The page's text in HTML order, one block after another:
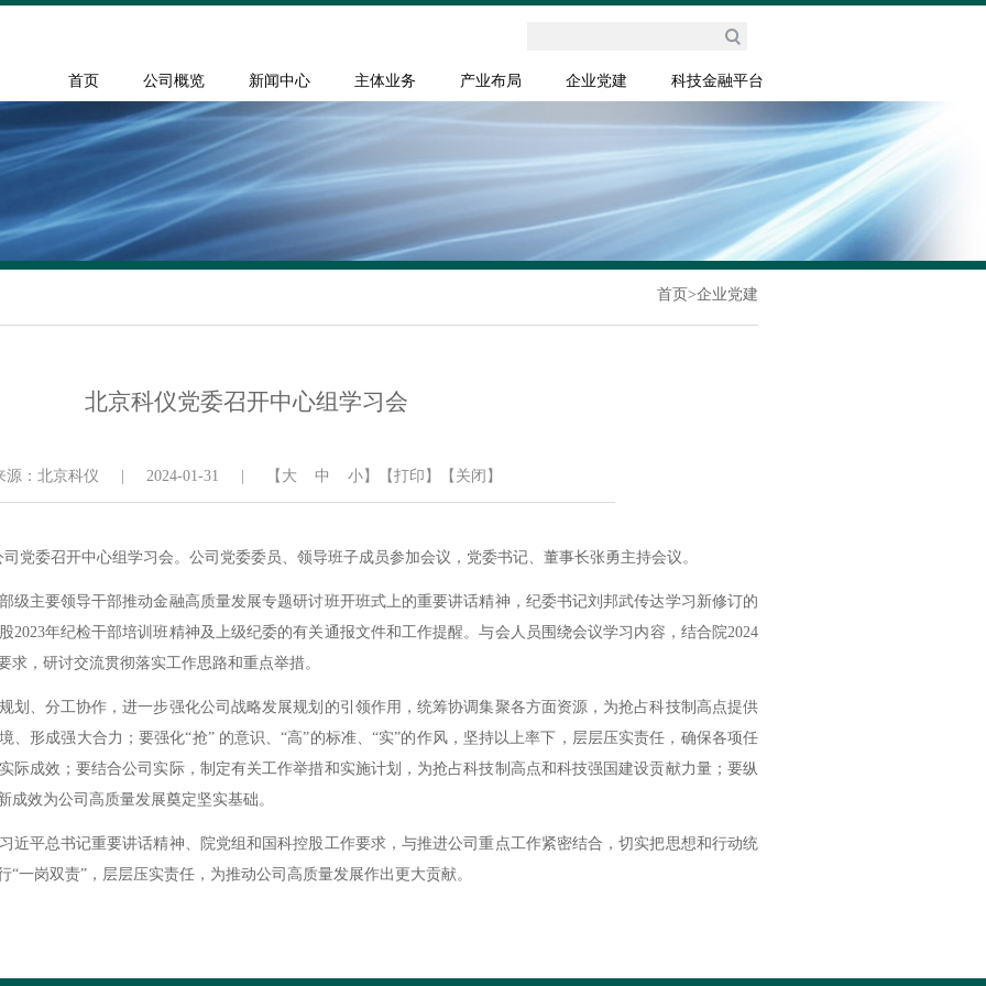
首页 公司概览 新闻中心 主体业务 产业布局 企业党建 科技金融平台
首页 >企业党建
北京科仪党委召开中心组学习会
源：北京科仪 2024-01-31 【 大 中 小 】 【打印】 【关闭】
委召开中心组学习会。公司党委委员、领导班子成员参加会议，党委书记、董事长张勇主持会议。
要领导干部推动金融高质量发展专题研讨班开班式上的重要讲话精神，纪委书记刘邦武传达学习新修订的
2023年纪检干部培训班精神及上级纪委的有关通报文件和工作提醒。与会人员围绕会议学习内容，结合院2024
，研讨交流贯彻落实工作思路和重点举措。
分工协作，进一步强化公司战略发展规划的引领作用，统筹协调集聚各方面资源，为抢占科技制高点提供
、形成强大合力；要强化“抢” 的意识、“高”的标准、“实”的作风，坚持以上率下，层层压实责任，确保各项任
际成效；要结合公司实际，制定有关工作举措和实施计划，为抢占科技制高点和科技强国建设贡献力量；要纵
效为公司高质量发展奠定坚实基础。
总书记重要讲话精神、院党组和国科控股工作要求，与推进公司重点工作紧密结合，切实把思想和行动统
一岗双责”，层层压实责任，为推动公司高质量发展作出更大贡献。